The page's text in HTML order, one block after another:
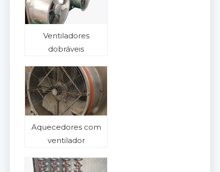
Ventiladores
dobráveis
Aquecedores com
ventilador